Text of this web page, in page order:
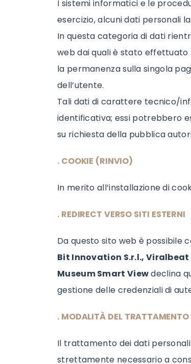
I sistemi informatici e le
esercizio, alcuni dati personali
In questa categoria di dati
web dai quali è stato effettuato
la permanenza sulla singola
dell’utente.
Tali dati di carattere tecnico/
identificativa; essi potrebbero
su richiesta della pubblica
. COOKIE (RINVIO)
In merito all’installazione di
. REDIRECT VERSO SITI ESTERNI
Da questo sito web è possibile
Bit Innovation S.r.l., Viralbeat
Museum Smart Viewdeclina
gestione delle credenziali di
. MODALITÀDEL TRATTAMENTO
Il trattamento dei dati
strettamente necessario a